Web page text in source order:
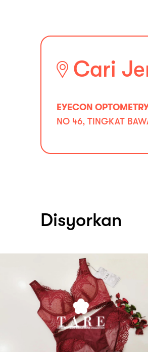
Cari
EYECON
NO 46, TINGKAT
Disyorkan